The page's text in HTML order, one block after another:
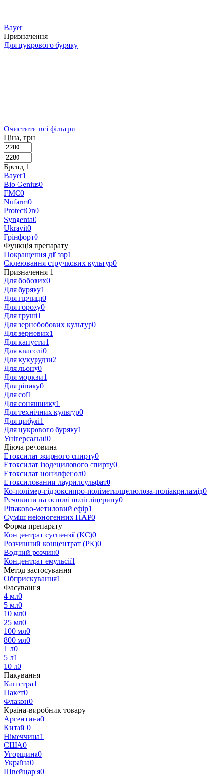
Bayer
Призначення
Для цукрового буряку
Очистити всі фільтри
Ціна, грн
Бренд 1
Bayer1
Bio Genius0
FMC0
Nufarm0
ProtectOn0
Syngenta0
Ukravit0
Грінфорт0
Функція препарату
Покращення дії ззр1
Склеювання стручкових культур0
Призначення 1
Для бобових0
Для буряку1
Для гірчиці0
Для гороху0
Для груші1
Для зернобобових культур0
Для зернових1
Для капусти1
Для квасолі0
Для кукурудзи2
Для льону0
Для моркви1
Для ріпаку0
Для сої1
Для соняшнику1
Для технічних культур0
Для цибулі1
Для цукрового буряку1
Універсальні0
Діюча речовина
Етоксилат жирного спирту0
Етоксилат ізодецилового спирту0
Етоксилат нонилфенол0
Етоксилований лаурилсульфат0
Ко-полімер-гідроксипро-поліметилцелюлоза-поліакриламід0
Речовини на основі полігліцерину0
Ріпаково-метиловий ефір1
Суміш неіоногенних ПАР0
Форма препарату
Концентрат суспензії (КС)0
Розчинний концентрат (РК)0
Водний розчин0
Концентрат емульсії1
Метод застосування
Обприскування1
Фасування
4 мл0
5 мл0
10 мл0
25 мл0
100 мл0
800 мл0
1 л0
5 л1
10 л0
Пакування
Каністра1
Пакет0
Флакон0
Країна-виробник товару
Аргентина0
Китай 0
Німеччина1
США0
Угорщина0
Україна0
Швейцарія0